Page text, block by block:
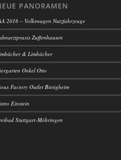
“>Datenschutzerklärung</a>
PANORAMEN
2016 – Volkswagen Nutzfahrzeuge
Zuffenhausen
& Limbächer
Onkel Otto
Factory Outlet Bietigheim
Einstein
Stuttgart-Möhringen